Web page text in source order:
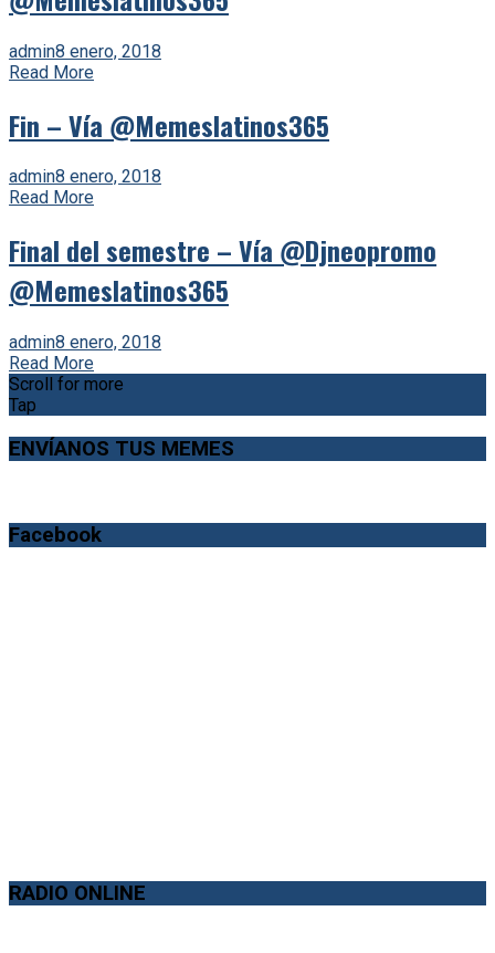
admin8 enero, 2018
Read More
Fin – Vía @Memeslatinos365
admin8 enero, 2018
Read More
Final del semestre – Vía @Djneopromo
@Memeslatinos365
admin8 enero, 2018
Read More
Scroll for more
Tap
ENVÍANOS TUS MEMES
Facebook
RADIO ONLINE